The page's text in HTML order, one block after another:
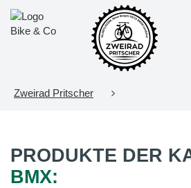
Zweirad Pritscher
PRODUKTE DER
BMX: